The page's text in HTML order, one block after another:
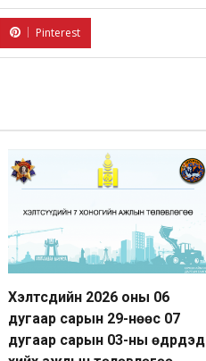
Pinterest
Хэлтсүүдийн 2026 оны 06
дугаар сарын 29-нөөс 07
дугаар сарын 03-ны өдрүүдэд